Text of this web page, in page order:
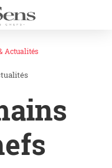
Actualités